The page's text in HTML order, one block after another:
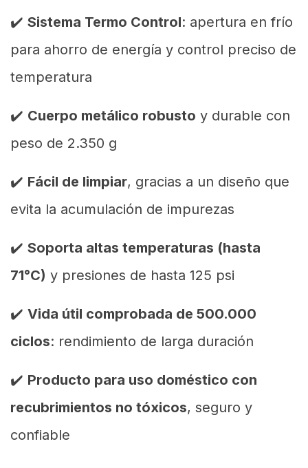
✔️ Sistema Termo Control: apertura en frío
para ahorro de energía y control preciso de
temperatura
✔️ Cuerpo metálico robusto y durable con
peso de 2.350 g
✔️ Fácil de limpiar, gracias a un diseño que
evita la acumulación de impurezas
✔️ Soporta altas temperaturas (hasta
71°C) y presiones de hasta 125 psi
✔️ Vida útil comprobada de 500.000
ciclos: rendimiento de larga duración
✔️ Producto para uso doméstico con
recubrimientos no tóxicos, seguro y
confiable